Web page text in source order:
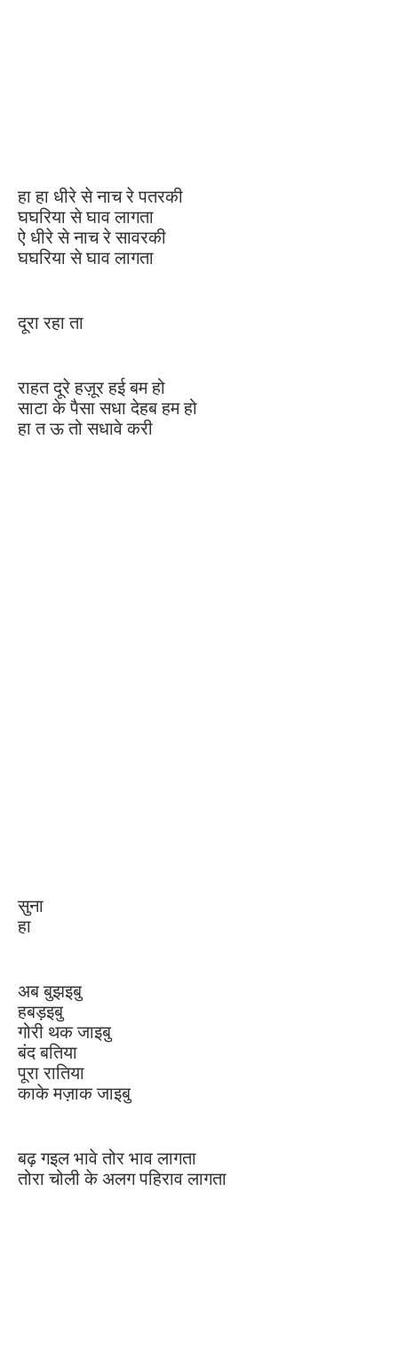
हा हा धीरे से नाच रे पतरकी
घघरिया से घाव लागता
ऐ धीरे से नाच रे सावरकी
घघरिया से घाव लागता
दूरा रहा ता
राहत दूरे हज़ूर हई बम हो
साटा के पैसा सधा देहब हम हो
हा त ऊ तो सधावे करी
सुना
हा
अब बुझइबु
हबड़इबु
गोरी थक जाइबु
बंद बतिया
पूरा रातिया
काके मज़ाक जाइबु
बढ़ गइल भावे तोर भाव लागता
तोरा चोली के अलग पहिराव लागता